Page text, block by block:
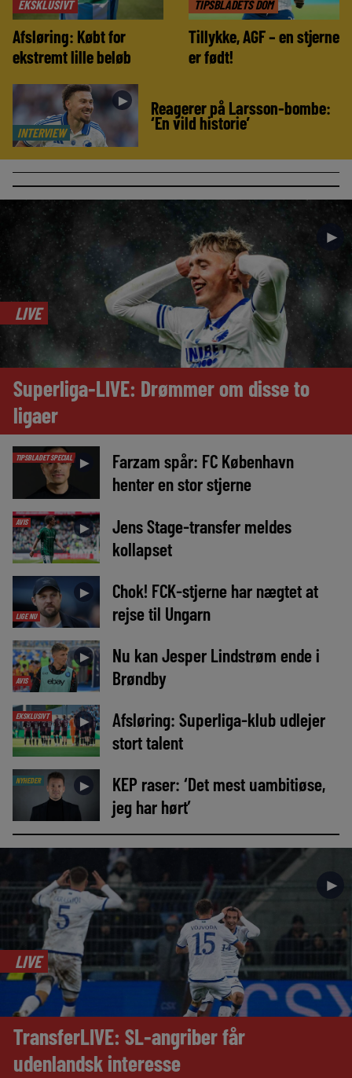
EKSKLUSIVT
Afsløring: Købt for
ekstremt lille beløb
TIPSBLADETS DOM
Tillykke, AGF – en stjerne
er født!
INTERVIEW
► Reagerer på Larsson-bombe:
‘En vild historie’
►
LIVE
Superliga-LIVE: Drømmer om disse to
ligaer
TIPSBLADET SPECIAL ►
Farzam spår: FC København
henter en stor stjerne
AVIS ►
Jens Stage-transfer meldes
kollapset
LIGE NU
►
Chok! FCK-stjerne har nægtet at
rejse til Ungarn
AVIS
►
Nu kan Jesper Lindstrøm ende i
Brøndby
EKSKLUSIVT ►
Afsløring: Superliga-klub udlejer
stort talent
NYHEDER ►
KEP raser: ‘Det mest uambitiøse,
jeg har hørt’
►
LIVE
TransferLIVE: SL-angriber får
udenlandsk interesse